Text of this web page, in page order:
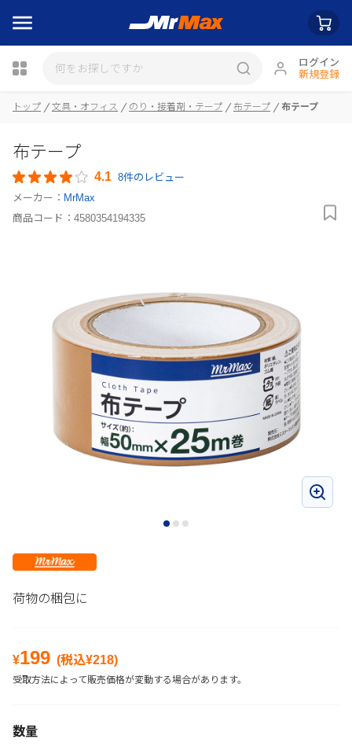
ログイン
新規登録
トップ 文具・オフィス のり・接着剤・テープ 布テープ 布テープ
布テープ
4.1 8件のレビュー
メーカー： MrMax
商品コード： 4580354194335
荷物の梱包に
¥199 (税込¥218)
受取方法によって販売価格が変動する場合があります。
数量